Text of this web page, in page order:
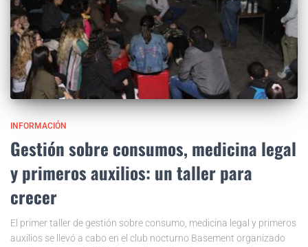
INFORMACIÓN
Gestión sobre consumos, medicina legal
y primeros auxilios: un taller para
crecer
El primer taller de gestión sobre consumo, medicina legal y primeros
auxilios se llevó a cabo en el club nocturno Basement organizado